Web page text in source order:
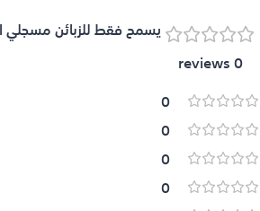
0 reviews
0
0
0
0
يسمح فقط للزبائن مسجلي